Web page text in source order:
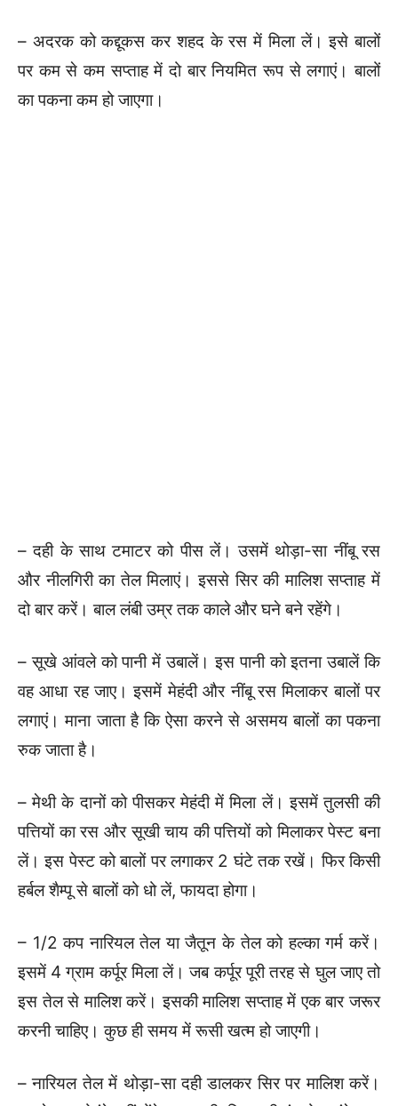
– अदरक को कद्दूकस कर शहद के रस में मिला लें। इसे बालों
पर कम से कम सप्ताह में दो बार नियमित रूप से लगाएं। बालों
का पकना कम हो जाएगा।
– दही के साथ टमाटर को पीस लें। उसमें थोड़ा-सा नींबू रस
और नीलगिरी का तेल मिलाएं। इससे सिर की मालिश सप्ताह में
दो बार करें। बाल लंबी उम्र तक काले और घने बने रहेंगे।
– सूखे आंवले को पानी में उबालें। इस पानी को इतना उबालें कि
वह आधा रह जाए। इसमें मेहंदी और नींबू रस मिलाकर बालों पर
लगाएं। माना जाता है कि ऐसा करने से असमय बालों का पकना
रुक जाता है।
– मेथी के दानों को पीसकर मेहंदी में मिला लें। इसमें तुलसी की
पत्तियों का रस और सूखी चाय की पत्तियों को मिलाकर पेस्ट बना
लें। इस पेस्ट को बालों पर लगाकर 2 घंटे तक रखें। फिर किसी
हर्बल शैम्पू से बालों को धो लें, फायदा होगा।
– 1/2 कप नारियल तेल या जैतून के तेल को हल्का गर्म करें।
इसमें 4 ग्राम कर्पूर मिला लें। जब कर्पूर पूरी तरह से घुल जाए तो
इस तेल से मालिश करें। इसकी मालिश सप्ताह में एक बार जरूर
करनी चाहिए। कुछ ही समय में रूसी खत्म हो जाएगी।
– नारियल तेल में थोड़ा-सा दही डालकर सिर पर मालिश करें।